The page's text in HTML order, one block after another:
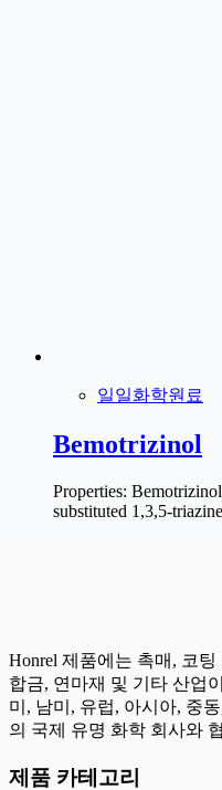
일일화학원료
Bemotrizinol
Properties:
substituted 1,3,5-
Honrel 제품에는 촉매, 코
합금, 연마재 및 기타 산업
미, 남미, 유럽, 아시아, 중
의 국제 유명 화학 회사와
제품 카테고리